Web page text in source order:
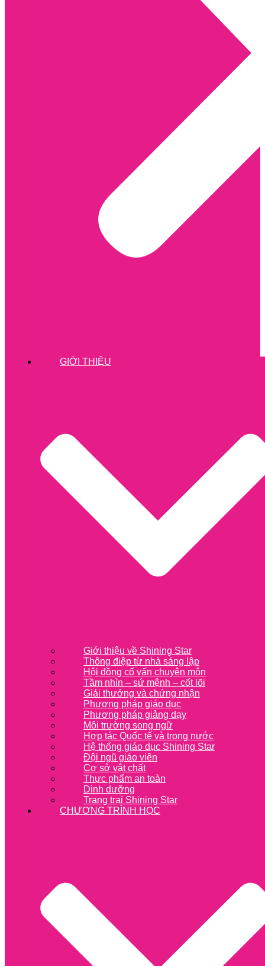
GIỚI THIỆU
Giới thiệu về Shining Star
Thông điệp từ nhà sáng lập
Hội đồng cố vấn chuyên môn
Tầm nhìn – sứ mệnh – cốt lõi
Giải thưởng và chứng nhận
Phương pháp giáo dục
Phương pháp giảng dạy
Môi trường song ngữ
Hợp tác Quốc tế và trong nước
Hệ thống giáo dục Shining Star
Đội ngũ giáo viên
Cơ sở vật chất
Thực phẩm an toàn
Dinh dưỡng
Trang trại Shining Star
CHƯƠNG TRÌNH HỌC